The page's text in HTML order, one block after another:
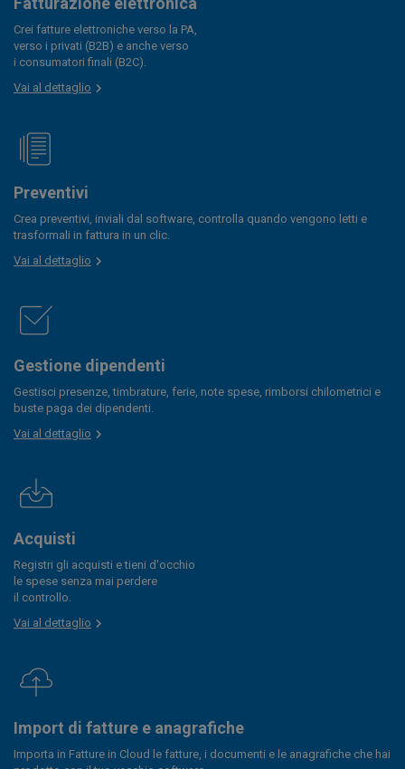
Crei fatture elettroniche verso la PA,
verso i privati (B2B) e anche verso
i consumatori finali (B2C).
Vai al dettaglio
Preventivi
Crea preventivi, inviali dal software, controlla quando vengono letti e
trasformali in fattura in un clic.
Vai al dettaglio
Gestione dipendenti
Gestisci presenze, timbrature, ferie, note spese, rimborsi chilometrici e
buste paga dei dipendenti.
Vai al dettaglio
Acquisti
Registri gli acquisti e tieni d'occhio
le spese senza mai perdere
il controllo.
Vai al dettaglio
Import di fatture e anagrafiche
Importa in Fatture in Cloud le fatture, i documenti e le anagrafiche che hai